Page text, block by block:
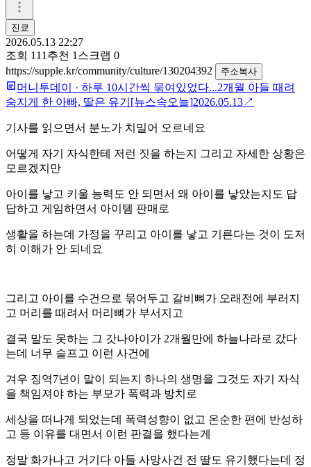
진쿄
2026.05.13 22:27
조회 111 추천 1 스크랩 0
https://supple.kr/community/culture/130204392
주소복사
머니투데이 · 하루 10시간씩 묶여있었다...2개월 아들 때려
숨지게 한 아빠, 딸은 유기[뉴스속오늘]2026.05.13↗
기사를 읽으면서 분노가 치밀어 오르네요
어떻게 자기 자식한테 저런 짓을 하는지 그리고 자세한 상황은
모르겠지만
아이를 낳고 키울 능력도 안 되면서 왜 아이를 낳았는지도 답
답하고 게임하면서 아이템 판매로
생활을 하는데 가정을 꾸리고 아이를 낳고 기른다는 것이 도저
히 이해가 안 되네요
그리고 아이를 수건으로 묶어두고 갈비뼈가 오래전에 부러지
고 머리를 때려서 머리뼈가 부서지고
결국 말도 못하는 그 갓나아이가 2개월만에 하늘나라로 갔다
는데 너무 슬프고 이런 사건에
겨우 징역7년이 말이 되는지 하나의 생명을 그것도 자기 자식
을 책임져야 하는 부모가 폭력과 방치로
세상을 떠나게 되었는데 폭력성향이 없고 온순한 편에 반성하
고 등 이유를 대면서 이런 판결을 했다는게
정말 화가나고 거기다 아들 사망사건 전 딸도 유기했다는데 정